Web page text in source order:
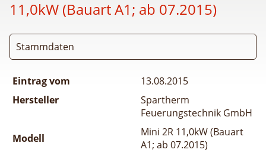
11,0kW (Bauart A1; ab 07.2015)
Stammdaten
Eintrag vom
13.08.2015
Hersteller
Spartherm
Feuerungstechnik GmbH
Modell
Mini 2R 11,0kW (Bauart
A1; ab 07.2015)